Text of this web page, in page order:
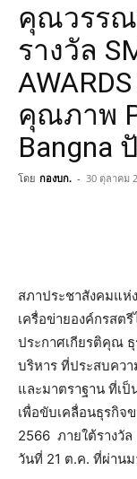
คุณวรรณ
รางวัล
คุณภาพ
Bangna
โดย กองบก. - 30 ตุลาคม
สภาประชาสังคมแห่
เครื่อข่ายองค์กรสต
ประกาศเกียรติคุณ
บริหาร ที่ประสบคว
และมาตราฐาน ที่เ
เพื่อขับเคลื่อนธุรกิจ
2566 ภายใต้รางวัล
วันที่ 21 ต.ค. ที่ผ่านม